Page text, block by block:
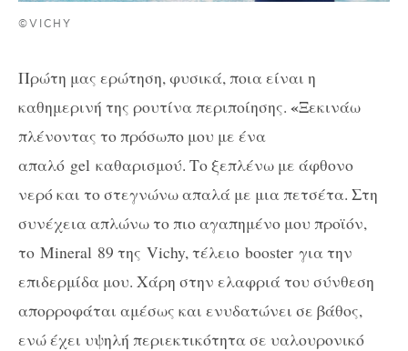
©VICHY
Πρώτη μας ερώτηση, φυσικά, ποια είναι η
καθημερινή της ρουτίνα περιποίησης. «Ξεκινάω
πλένοντας το πρόσωπο μου με ένα
απαλό gel καθαρισμού. Το ξεπλένω με άφθονο
νερό και το στεγνώνω απαλά με μια πετσέτα. Στη
συνέχεια απλώνω το πιο αγαπημένο μου προϊόν,
το Mineral 89 της Vichy, τέλειο booster για την
επιδερμίδα μου. Χάρη στην ελαφριά του σύνθεση
απορροφάται αμέσως και ενυδατώνει σε βάθος,
ενώ έχει υψηλή περιεκτικότητα σε υαλουρονικό